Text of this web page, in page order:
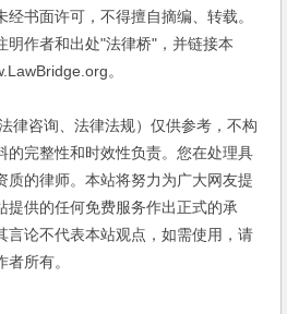
书面许可，不得擅自摘编、转载。
明作者和出处"法律桥"，并链接本
。
咨询、法律法规）仅供参考，不构
的完整性和时效性负责。您在处理具
质的律师。本站将努力为广大网友提
提供的任何免费服务作出正式的承
言论不代表本站观点，如需使用，请
所有。